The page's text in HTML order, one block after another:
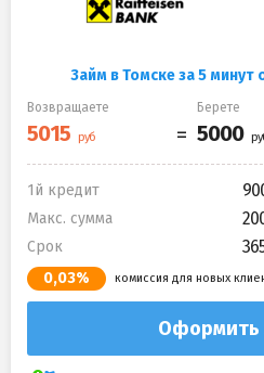
Займ в Томске за 5
Возвращаете Берете
1й кредит
Макс. сумма
Срок
0,03% комиссия для новых
Оформить